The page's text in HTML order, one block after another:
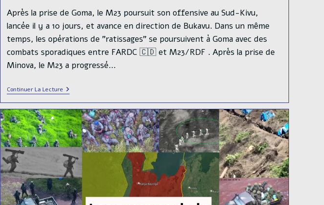
la
publication :
lecture :
Après la prise de Goma, le M23 poursuit son offensive au Sud-Kivu,
lancée il y a 10 jours, et avance en direction de Bukavu. Dans un même
temps, les opérations de "ratissages" se poursuivent à Goma avec des
combats sporadiques entre FARDC 🇨🇩 et M23/RDF . Après la prise de
Minova, le M23 a progressé…
Continuer La LectureAprès
La
Prise
De
Goma,
Le
M23
Avance
Bukavu